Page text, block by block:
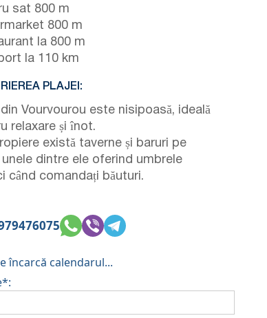
sat 800 m
800 m
la 800 m
la 110 km
PLAJEI:
din Vourvourou este nisipoasă, ideală
relaxare și înot.
există taverne și baruri pe
unele dintre ele oferind umbrele
când comandați băuturi.
încarcă calendarul...